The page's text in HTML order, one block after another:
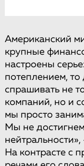
Американский
крупные
настроены
потеплением,
спрашивать не
компаний, но и
мы просто
Мы не
На контрасте с